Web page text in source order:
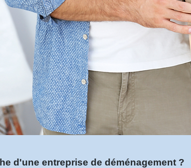
d'une entreprise de déménagement ?